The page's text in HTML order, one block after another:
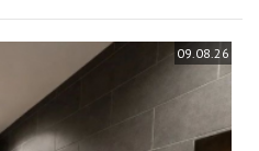
09.08.26